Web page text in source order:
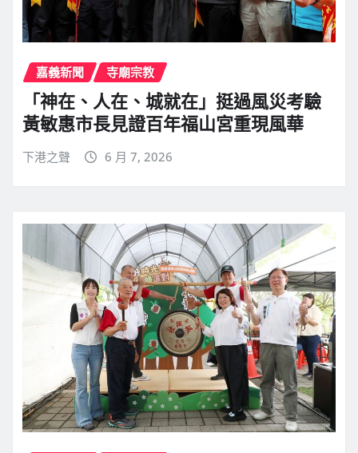
嘉義新聞 寺廟宗教
「神在、人在、城就在」挺過風災考驗
黃敏惠市長見證百年福山宮重現風華
下港之聲 6 月 7, 2026